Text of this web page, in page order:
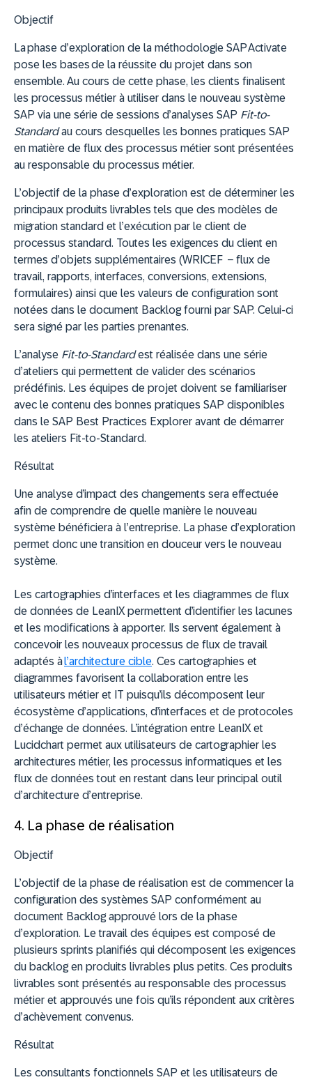
Objectif
La phase d’exploration de la méthodologie SAP Activate
pose les bases de la réussite du projet dans son
ensemble. Au cours de cette phase, les clients finalisent
les processus métier à utiliser dans le nouveau système
SAP via une série de sessions d’analyses SAP Fit-to-
Standardau cours desquelles les bonnes pratiques SAP
en matière de flux des processus métier sont présentées
au responsable du processus métier.
L’objectif de la phase d’exploration est de déterminer les
principaux produits livrables tels que des modèles de
migration standard et l’exécution par le client de
processus standard. Toutes les exigences du client en
termes d’objets supplémentaires (WRICEF − flux de
travail, rapports, interfaces, conversions, extensions,
formulaires) ainsi que les valeurs de configuration sont
notées dans le document Backlog fourni par SAP. Celui-ci
sera signé par les parties prenantes.
L’analyse Fit-to-Standardest réalisée dans une série
d’ateliers qui permettent de valider des scénarios
prédéfinis. Les équipes de projet doivent se familiariser
avec le contenu des bonnes pratiques SAP disponibles
dans le SAP Best Practices Explorer avant de démarrer
les ateliers Fit-to-Standard.
Résultat
Une analyse d’impact des changements sera effectuée
afin de comprendre de quelle manière le nouveau
système bénéficiera à l’entreprise. La phase d’exploration
permet donc une transition en douceur vers le nouveau
système.
Les cartographies d’interfaces et les diagrammes de flux
de données de LeanIX permettent d’identifier les lacunes
et les modifications à apporter. Ils servent également à
concevoir les nouveaux processus de flux de travail
adaptés àl’architecture cible. Ces cartographies et
diagrammes favorisent la collaboration entre les
utilisateurs métier et IT puisqu’ils décomposent leur
écosystème d’applications, d’interfaces et de protocoles
d’échange de données. L’intégration entre LeanIX et
Lucidchart permet aux utilisateurs de cartographier les
architectures métier, les processus informatiques et les
flux de données tout en restant dans leur principal outil
d’architecture d’entreprise.
4. La phase de réalisation
Objectif
L’objectif de la phase de réalisation est de commencer la
configuration des systèmes SAP conformément au
document Backlog approuvé lors de la phase
d’exploration. Le travail des équipes est composé de
plusieurs sprints planifiés qui décomposent les exigences
du backlog en produits livrables plus petits. Ces produits
livrables sont présentés au responsable des processus
métier et approuvés une fois qu’ils répondent aux critères
d’achèvement convenus.
Résultat
Les consultants fonctionnels SAP et les utilisateurs de